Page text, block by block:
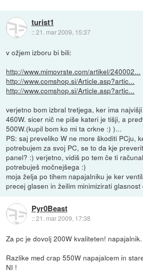
turist1
::21. mar 2009, 15:37
v ožjem izboru bi bili:
http://www.mimovrste.com/artikel/240002...
http://www.comshop.si/Article.asp?artic...
http://www.comshop.si/Article.asp?artic...
verjetno bom izbral tretjega, ker ima
460W. sicer nič ne piše kateri je tišji, a
500W.(kupil bom ko mi ta crkne :) )...
PS: saj preveliko W ne more škoditi PCju,
potrebujem za svoj PC, se to da kje
panel? :) verjetno, vidiš po tem če ti
potrebuješ močnejšega :)
moja želja po tihem napajalniku je ker
precej glasen in žeilim minimizirati
Pyr0Beast
::21. mar 2009, 17:38
Za pc je dovolj 200W kvaliteten! napajalnik.
Razlike med crap 550W napajalcem in
NI !